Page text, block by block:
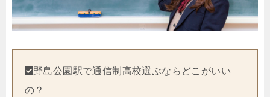
野島公園駅で通信制高校選ぶならどこがいい
の？